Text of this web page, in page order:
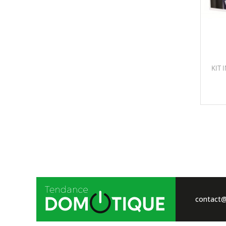
KIT